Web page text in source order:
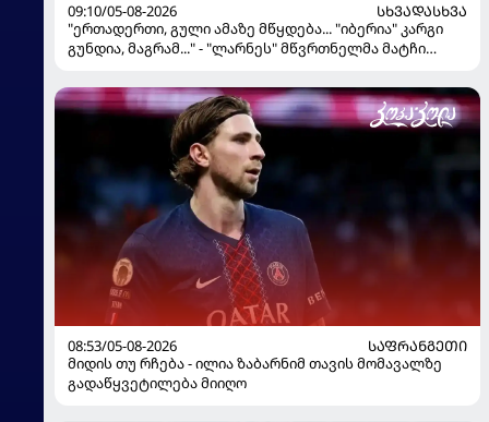
09:10/05-08-2026
ᲡᲮᲕᲐᲓᲐᲡᲮᲕᲐ
"ერთადერთი, გული ამაზე მწყდება... "იბერია" კარგი
გუნდია, მაგრამ..." - "ლარნეს" მწვრთნელმა მატჩი
მოჰყავს
08:53/05-08-2026
ᲡᲐᲤᲠᲐᲜᲒᲔᲗᲘ
მიდის თუ რჩება - ილია ზაბარნიმ თავის მომავალზე
გადაწყვეტილება მიიღო